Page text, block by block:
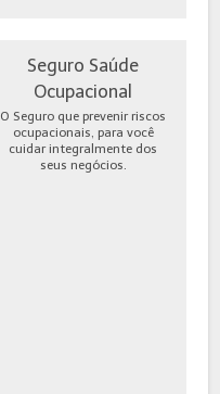
Seguro Saúde
Ocupacional
O Seguro que prevenir riscos
ocupacionais, para você
cuidar integralmente dos
seus negócios.